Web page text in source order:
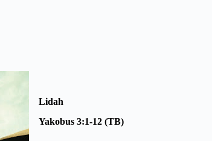
Lidah
Yakobus 3:1-12 (TB)